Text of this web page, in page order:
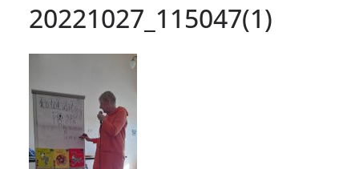
20221027_115047(1)